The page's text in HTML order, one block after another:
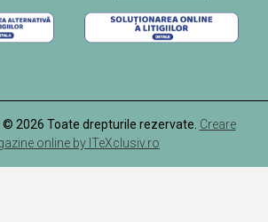
2026 Toate drepturile rezervate. Creare
online by ITeXclusiv.ro